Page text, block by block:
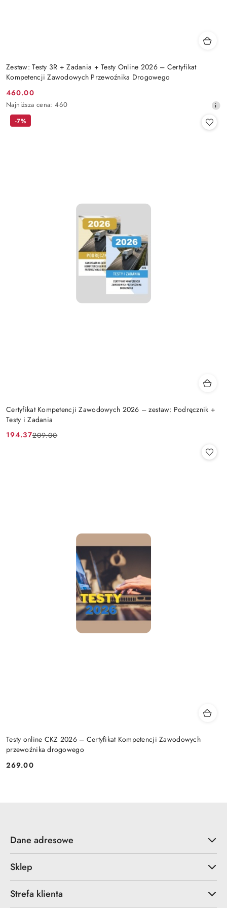
Zestaw: Testy 3R + Zadania + Testy Online 2026 – Certyfikat
Kompetencji Zawodowych Przewoźnika Drogowego
Cena
promocyjna:
460.00
Najniższa
cena
Najniższa cena: 460
Certyfikat Kompetencji Zawodowych 2026 – zestaw: Podręcznik +
Testy i Zadania
Cena
194.37
Cena
209.00
-7%
Testy online CKZ 2026 – Certyfikat Kompetencji Zawodowych
przewoźnika drogowego
Cena:
269.00
Dane adresowe
Sklep
Strefa klienta